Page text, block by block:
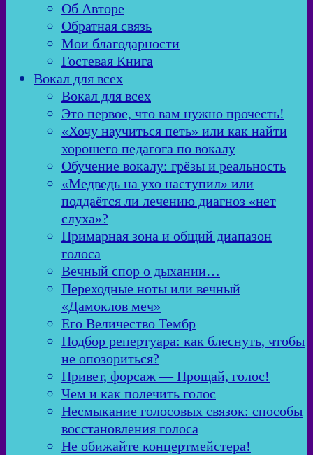
Об Авторе
Обратная связь
Мои благодарности
Гостевая Книга
Вокал для всех
Вокал для всех
Это первое, что вам нужно прочесть!
«Хочу научиться петь» или как найти
хорошего педагога по вокалу
Обучение вокалу: грёзы и реальность
«Медведь на ухо наступил» или
поддаётся ли лечению диагноз «нет
слуха»?
Примарная зона и общий диапазон
голоса
Вечный спор о дыхании…
Переходные ноты или вечный
«Дамоклов меч»
Его Величество Тембр
Подбор репертуара: как блеснуть, чтобы
не опозориться?
Привет, форсаж — Прощай, голос!
Чем и как полечить голос
Несмыкание голосовых связок: способы
восстановления голоса
Не обижайте концертмейстера!